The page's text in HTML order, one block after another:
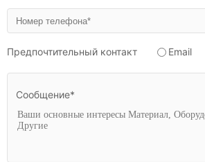
Предпочтительный контакт Email
Сообщение*